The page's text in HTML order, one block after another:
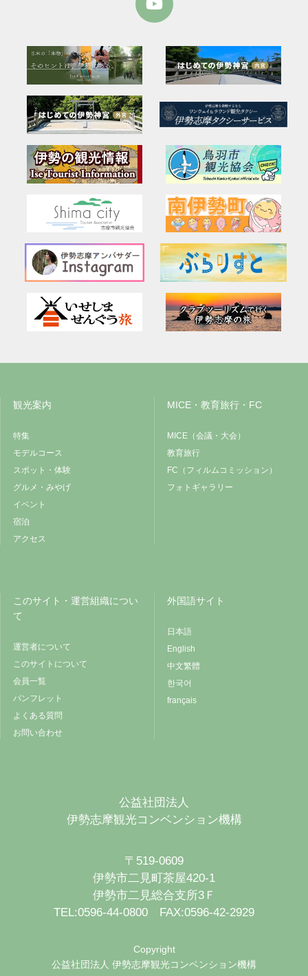
観光案内
特集
モデルコース
スポット・体験
グルメ・みやげ
イベント
宿泊
アクセス
MICE・教育旅行・FC
MICE（会議・大会）
教育旅行
FC（フィルムコミッション）
フォトギャラリー
このサイト・運営組織につい
て
運営者について
このサイトについて
会員一覧
パンフレット
よくある質問
お問い合わせ
外国語サイト
日本語
English
中文繁體
한국어
français
公益社団法人
伊勢志摩観光コンベンション機構
〒519-0609
伊勢市二見町茶屋420-1
伊勢市二見総合支所3Ｆ
TEL:0596-44-0800 FAX:0596-42-2929
Copyright
公益社団法人 伊勢志摩観光コンベンション機構